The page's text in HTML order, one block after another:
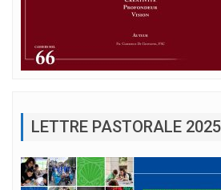
LETTRE PASTORALE